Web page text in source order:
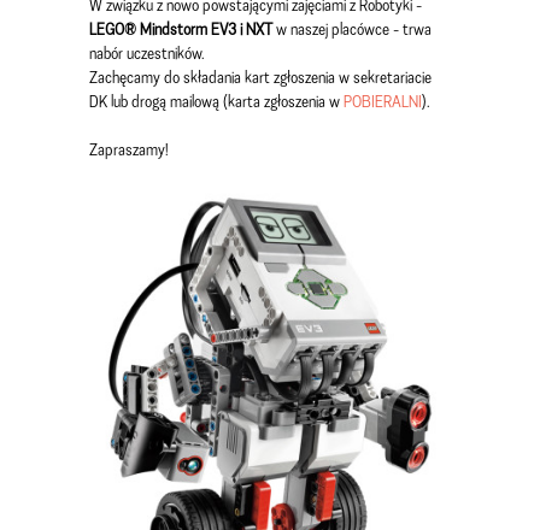
W związku z nowo powstającymi zajęciami z Robotyki -
LEGO®Mindstorm EV3 i NXTw naszej placówce - trwa
nabór uczestników.
Zachęcamy do składania kart zgłoszenia w sekretariacie
DK lub drogą mailową (karta zgłoszenia wPOBIERALNI).
Zapraszamy!